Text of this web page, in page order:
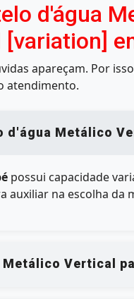
d'água
apareçam. Por
atendimento.
d'água Metálico
possui capacidade
auxiliar na escolha da
Vertical